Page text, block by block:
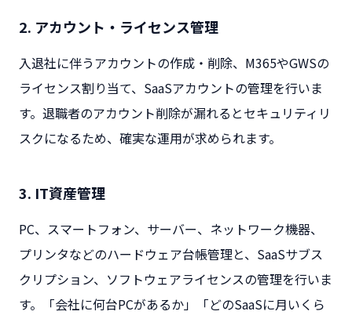
2. アカウント・ライセンス管理
入退社に伴うアカウントの作成・削除、M365やGWSの
ライセンス割り当て、SaaSアカウントの管理を行いま
す。退職者のアカウント削除が漏れるとセキュリティリ
スクになるため、確実な運用が求められます。
3. IT資産管理
PC、スマートフォン、サーバー、ネットワーク機器、
プリンタなどのハードウェア台帳管理と、SaaSサブス
クリプション、ソフトウェアライセンスの管理を行いま
す。「会社に何台PCがあるか」「どのSaaSに月いくら